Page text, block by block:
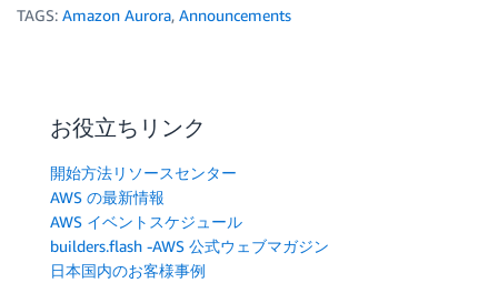
TAGS: Amazon Aurora, Announcements
お役立ちリンク
開始方法リソースセンター
AWS の最新情報
AWS イベントスケジュール
builders.flash -AWS 公式ウェブマガジン
日本国内のお客様事例